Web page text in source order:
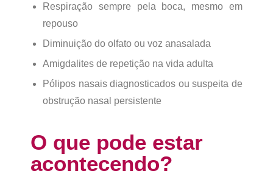
Respiração sempre pela boca, mesmo em
repouso
Diminuição do olfato ou voz anasalada
Amigdalites de repetição na vida adulta
Pólipos nasais diagnosticados ou suspeita de
obstrução nasal persistente
O que pode estar
acontecendo?